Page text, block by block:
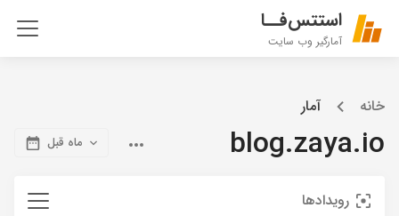
استتس‌فــا
آمارگیر وب سایت
خانه آمار
blog.zaya.io ماه قبل
رویدادها